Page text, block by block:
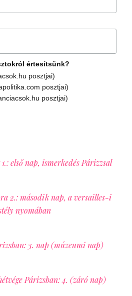
értesítsünk?
posztjai)
posztjai)
posztjai)
első nap, ismerkedés Párizzsal
2.: második nap, a versailles-i
nyomában
3. nap (múzeumi nap)
Párizsban: 4. (záró nap)